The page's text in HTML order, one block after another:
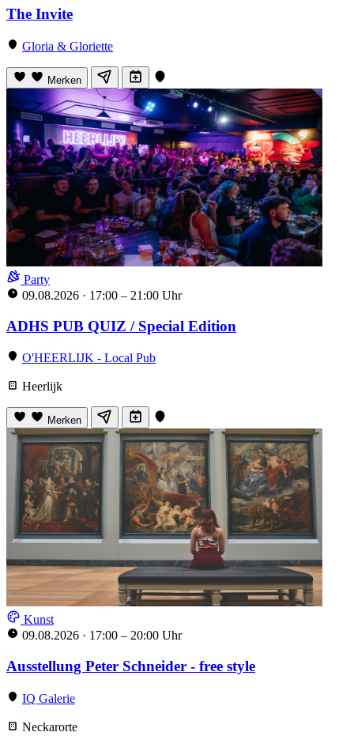
The Invite
Gloria & Gloriette
Merken
Party
09.08.2026 · 17:00 – 21:00 Uhr
ADHS PUB QUIZ / Special Edition
O'HEERLIJK - Local Pub
Heerlijk
Merken
Kunst
09.08.2026 · 17:00 – 20:00 Uhr
Ausstellung Peter Schneider - free style
IQ Galerie
Neckarorte